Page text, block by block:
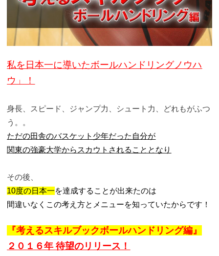
私を日本一に導いたボールハンドリングノウハ
ウ」！
身長、スピード、ジャンプ力、シュート力、どれもがふつ
う。。
ただの田舎のバスケット少年だった自分が
関東の強豪大学からスカウトされることとなり
その後、
10度の日本一を達成することが出来たのは
間違いなくこの考え方とメニューを知っていたからです！
『考えるスキルブックボールハンドリング編』
２０１６年 待望のリリース！